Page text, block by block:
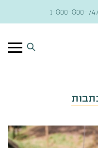
1-800-800-747